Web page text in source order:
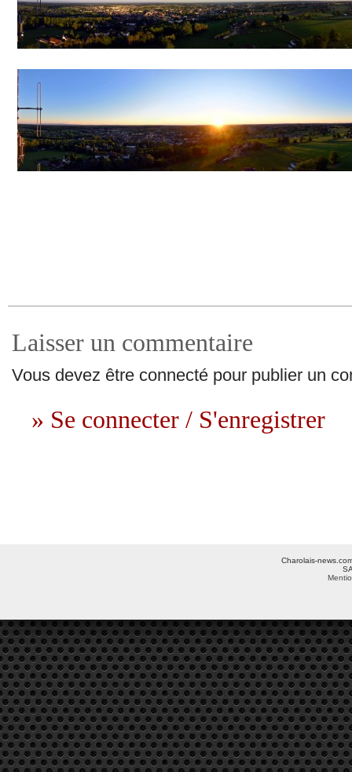
Laisser un commentaire
Vous devez être connecté pour publier un
» Se connecter / S'enregistrer
Charolais-